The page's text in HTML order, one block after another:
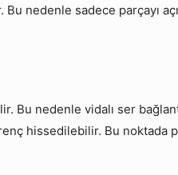
nedenle sadece parçayı
Bu nedenle vidalı ser
hissedilebilir. Bu